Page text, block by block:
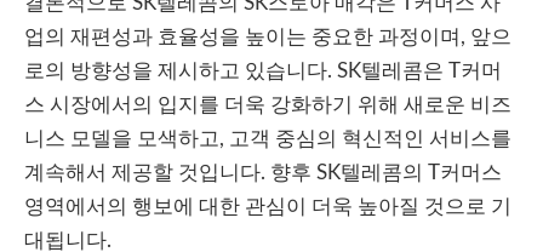
업의 재편성과 효율성을 높이는 중요한 과정이며, 앞으
로의 방향성을 제시하고 있습니다. SK텔레콤은 T커머
스 시장에서의 입지를 더욱 강화하기 위해 새로운 비즈
니스 모델을 모색하고, 고객 중심의 혁신적인 서비스를
계속해서 제공할 것입니다. 향후 SK텔레콤의 T커머스
영역에서의 행보에 대한 관심이 더욱 높아질 것으로 기
대됩니다.